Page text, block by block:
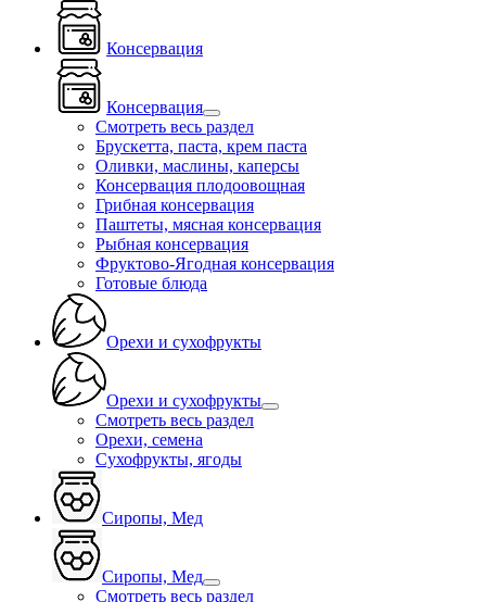
Консервация
Консервация
Смотреть весь раздел
Брускетта, паста, крем паста
Оливки, маслины, каперсы
Консервация плодоовощная
Грибная консервация
Паштеты, мясная консервация
Рыбная консервация
Фруктово-Ягодная консервация
Готовые блюда
Орехи и сухофрукты
Орехи и сухофрукты
Смотреть весь раздел
Орехи, семена
Сухофрукты, ягоды
Сиропы, Мед
Сиропы, Мед
Смотреть весь раздел